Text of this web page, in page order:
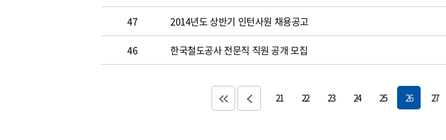
47 2014년도 상반기 인턴사원 채용공고
46 한국철도공사 전문직 직원 공개 모집
21 22 23 24 25 26 27